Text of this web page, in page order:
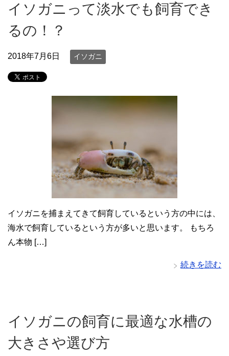
イソガニって淡水でも飼育でき
るの！？
2018年7月6日 イソガニ
イソガニを捕まえてきて飼育しているという方の中には、
海水で飼育しているという方が多いと思います。 もちろ
ん本物 […]
続きを読む
イソガニの飼育に最適な水槽の
大きさや選び方